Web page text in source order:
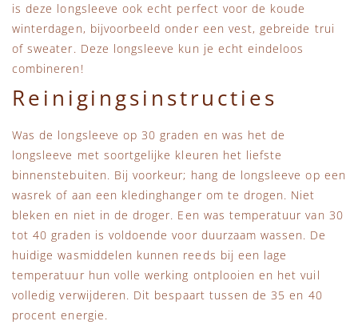
is deze longsleeve ook echt perfect voor de koude
winterdagen, bijvoorbeeld onder een vest, gebreide trui
of sweater. Deze longsleeve kun je echt eindeloos
combineren!
Reinigingsinstructies
Was de longsleeve op 30 graden en was het de
longsleeve met soortgelijke kleuren het liefste
binnenstebuiten. Bij voorkeur; hang de longsleeve op een
wasrek of aan een kledinghanger om te drogen. Niet
bleken en niet in de droger. Een was temperatuur van 30
tot 40 graden is voldoende voor duurzaam wassen. De
huidige wasmiddelen kunnen reeds bij een lage
temperatuur hun volle werking ontplooien en het vuil
volledig verwijderen. Dit bespaart tussen de 35 en 40
procent energie.